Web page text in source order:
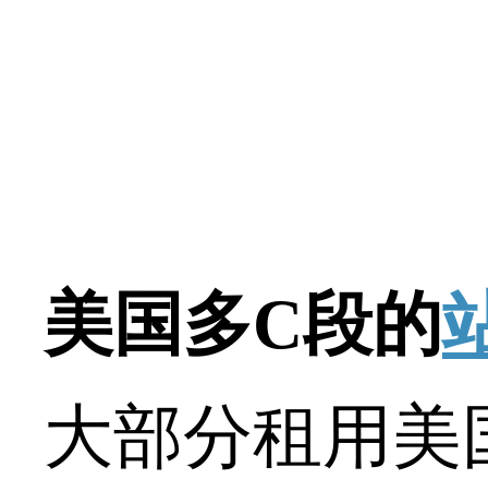
美国多C段的
大部分租用